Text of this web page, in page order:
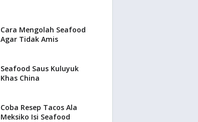
Cara Mengolah Seafood
Agar Tidak Amis
Seafood Saus Kuluyuk
Khas China
Coba Resep Tacos Ala
Meksiko Isi Seafood